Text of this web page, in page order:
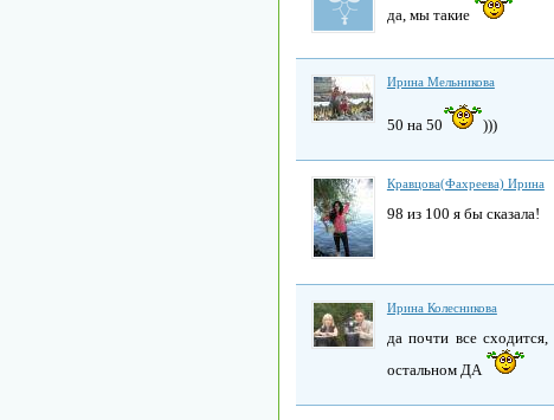
да, мы такие
Ирина Мельникова
50 на 50 )))
Кравцова(Фахреева) Ирина
98 из 100 я бы сказала!
Ирина Колесникова
да почти все
остальном ДА